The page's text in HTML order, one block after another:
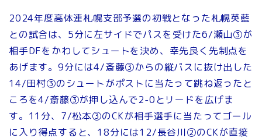
2024年度高体連札幌支部予選の初戦となった札幌英藍
との試合は、5分に左サイドでパスを受けた6/瀬山③が
相手DFをかわしてシュートを決め、幸先良く先制点を
あげます。9分には4/斎藤③からの縦パスに抜け出した
14/田村③のシュートがポストに当たって跳ね返ったと
ころを4/斎藤③が押し込んで2-0とリードを広げま
す。11分、7/松本③のCKが相手選手に当たってゴール
に入り得点すると、18分には12/長谷川②のCKが直接